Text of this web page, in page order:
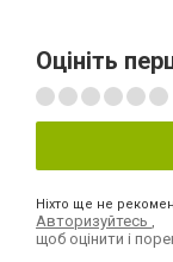
Оцініть
Ніхто ще не
Авторизуйтесь
щоб оцінити і